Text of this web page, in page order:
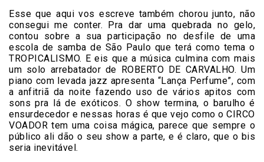
Esse que aqui vos escreve também chorou junto, não
consegui me conter. Pra dar uma quebrada no gelo,
contou sobre a sua participação no desfile de uma
escola de samba de São Paulo que terá como tema o
TROPICALISMO. E eis que a música culmina com mais
um solo arrebatador de ROBERTO DE CARVALHO. Um
piano com levada jazz apresenta “Lança Perfume”, com
a anfitriã da noite fazendo uso de vários apitos com
sons pra lá de exóticos. O show termina, o barulho é
ensurdecedor e nessas horas é que vejo como o CIRCO
VOADOR tem uma coisa mágica, parece que sempre o
público ali dão o seu show a parte, e é claro, que o bis
seria inevitável.